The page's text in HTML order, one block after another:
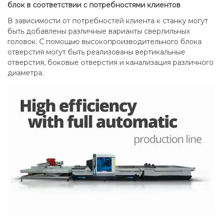
блок в соответствии с потребностями клиентов
В зависимости от потребностей клиента к станку могут
быть добавлены различные варианты сверлильных
головок. С помощью высокопроизводительного блока
отверстия могут быть реализованы вертикальные
отверстия, боковые отверстия и канализация различного
диаметра.